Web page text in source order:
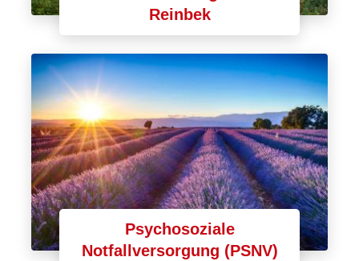
Reinbek
Psychosoziale
Notfallversorgung (PSNV)